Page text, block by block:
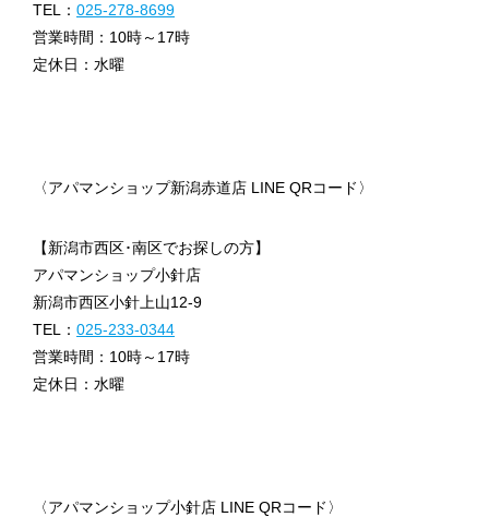
TEL： 025-278-8699
営業時間：10時～17時
定休日：水曜
〈アパマンショップ新潟赤道店 LINE QRコード〉
【新潟市西区･南区でお探しの方】
アパマンショップ小針店
新潟市西区小針上山12-9
TEL： 025-233-0344
営業時間：10時～17時
定休日：水曜
〈アパマンショップ小針店 LINE QRコード〉